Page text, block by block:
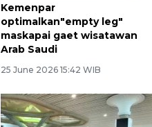
Kemenpar
optimalkan"empty leg"
maskapai gaet wisatawan
Arab Saudi
25 June 2026 15:42 WIB